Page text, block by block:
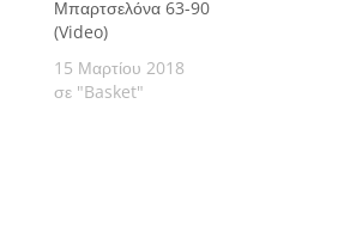
Μπαρτσελόνα 63-90
(Video)
15 Μαρτίου 2018
σε "Basket"